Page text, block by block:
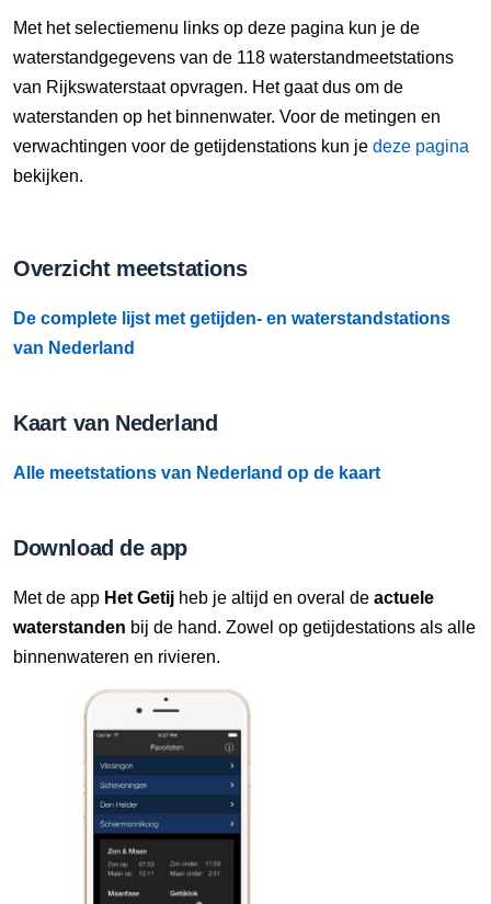
9 Aug, 15:30 uur
Verschil t.o.v. NAP: 628 cm
9 Aug, 15:50 uur
9 Aug, 16:00 uur
9 Aug, 16:10 uur
9 Aug, 16:20 uur
Verschil t.o.v. NAP: 628 cm
9 Aug, 16:40 uur
Verschil t.o.v. NAP: 628 cm
Verschil t.o.v. NAP: 628 cm
9 Aug, 17:00 uur
Verschil t.o.v. NAP: 629 cm
9 Aug, 17:10 uur
Verschil t.o.v. NAP: 629 cm
Met het selectiemenu links op deze pagina kun je de
waterstandgegevens van de 118 waterstandmeetstations
van Rijkswaterstaat opvragen. Het gaat dus om de
waterstanden op het binnenwater. Voor de metingen en
verwachtingen voor de getijdenstations kun je deze pagina
bekijken.
Overzicht meetstations
De complete lijst met getijden- en waterstandstations
van Nederland
Kaart van Nederland
Alle meetstations van Nederland op de kaart
Download de app
Met de app Het Getij heb je altijd en overal de actuele
waterstanden bij de hand. Zowel op getijdestations als alle
binnenwateren en rivieren.